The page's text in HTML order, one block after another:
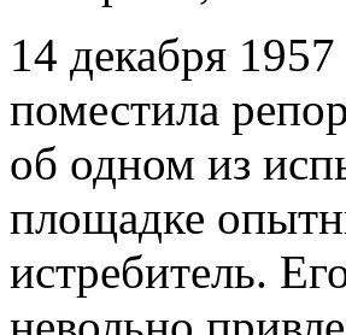
14 декабря 1957
поместила
об одном из
площадке
истребитель.